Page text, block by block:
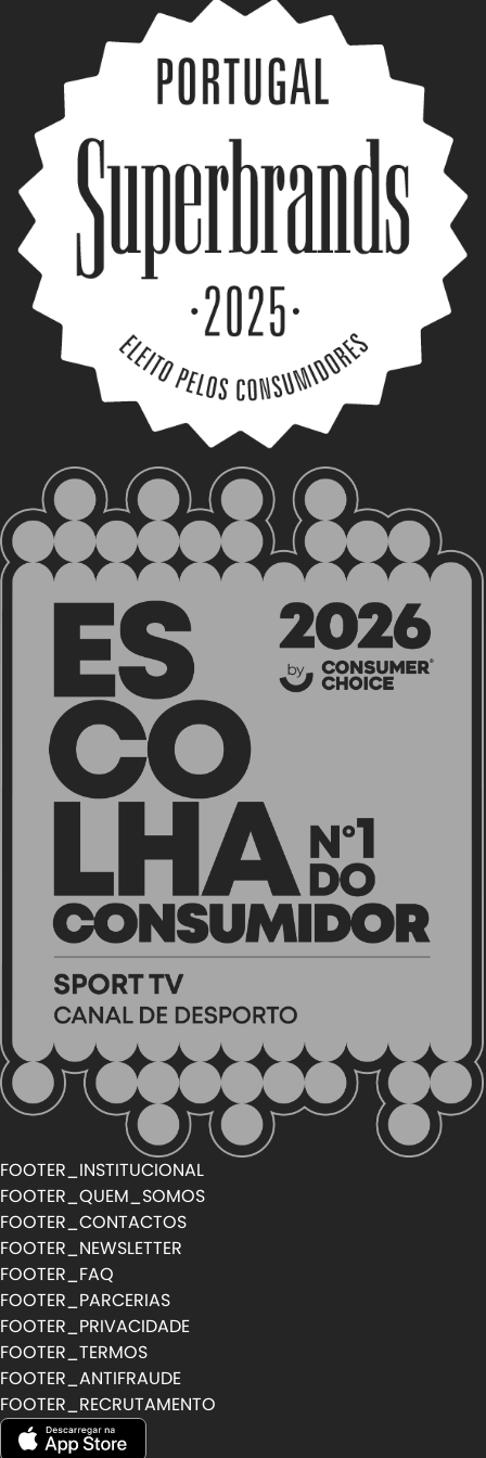
FOOTER_INSTITUCIONAL
FOOTER_QUEM_SOMOS
FOOTER_CONTACTOS
FOOTER_NEWSLETTER
FOOTER_FAQ
FOOTER_PARCERIAS
FOOTER_PRIVACIDADE
FOOTER_TERMOS
FOOTER_ANTIFRAUDE
FOOTER_RECRUTAMENTO